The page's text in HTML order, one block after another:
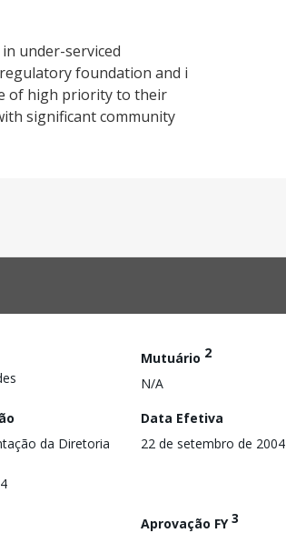
under-serviced
foundation and i
of high priority to their
significant community
Mutuário 2
N/A
da Diretoria
Data Efetiva
22 de setembro de 2004
Aprovação FY3